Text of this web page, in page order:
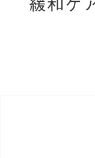
2026年07月15日
【募集】臨床検査技
７月９日(木)～当院